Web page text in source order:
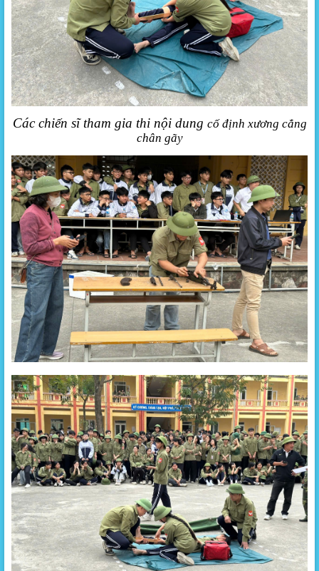
Các chiến sĩ tham gia thi nội dung cố định xương cẳng
chân gãy